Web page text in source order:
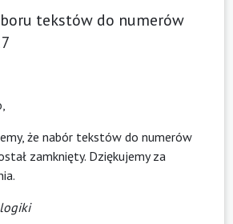
tekstów do numerów
że nabór tekstów do numerów
zamknięty. Dziękujemy za